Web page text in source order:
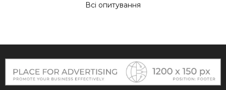
Всі опитування